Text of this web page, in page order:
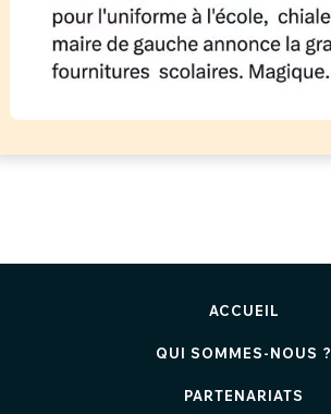
ACCUEIL
QUI SOMMES-NOUS ?
PARTENARIATS